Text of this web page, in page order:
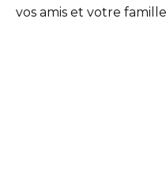
vos amis et votre